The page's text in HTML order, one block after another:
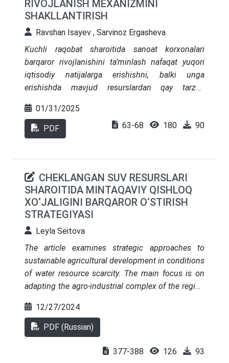
RIVOJLANISH MEXANIZMINI
SHAKLLANTIRISH
Ravshan Isayev , Sarvinoz Ergasheva
Kuchli raqobat sharoitida sanoat korxonalari
barqaror rivojlanishini ta’minlash nafaqat yuqori
iqtisodiy natijalarga erishishni, balki unga
erishishda mavjud resurslardan qay tarzda
yechishni ham qamrab olishi lozim. Shu boisdan,
ushbu maqolada moslanuvchan boshqaruv tizimi
asosida tо‘qimachilik korxonalari barqaror
01/31/2025
PDF 63-68 180 90
CHEKLANGAN SUV RESURSLARI
SHAROITIDA MINTAQAVIY QISHLOQ
XO‘JALIGINI BARQAROR O‘STIRISH
STRATEGIYASI
Leyla Seitova
The article examines strategic approaches to
sustainable agricultural development in conditions
of water resource scarcity. The main focus is on
adapting the agro-industrial complex of the region
technologies, optimization of water resource use,
and the development of institutional support. An
analysis of the current state of agricultural
production has been conducted, development
12/27/2024
PDF (Russian)
377-388 126 93